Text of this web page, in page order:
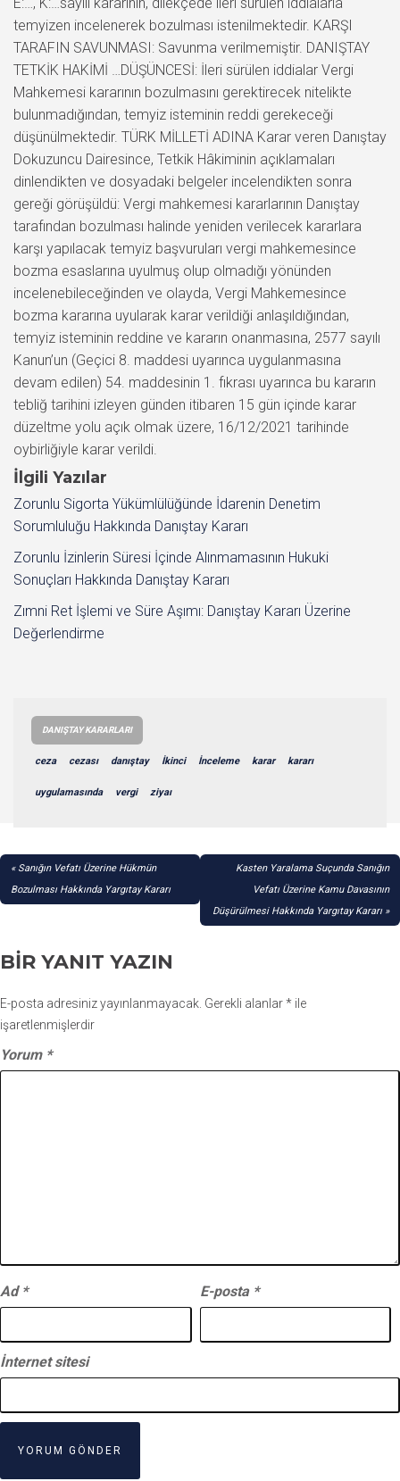
temyizen incelenerek bozulması istenilmektedir. KARŞI
TARAFIN SAVUNMASI: Savunma verilmemiştir. DANIŞTAY
TETKİK HAKİMİ …DÜŞÜNCESİ: İleri sürülen iddialar Vergi
Mahkemesi kararının bozulmasını gerektirecek nitelikte
bulunmadığından, temyiz isteminin reddi gerekeceği
düşünülmektedir. TÜRK MİLLETİ ADINA Karar veren Danıştay
Dokuzuncu Dairesince, Tetkik Hâkiminin açıklamaları
dinlendikten ve dosyadaki belgeler incelendikten sonra
gereği görüşüldü: Vergi mahkemesi kararlarının Danıştay
tarafından bozulması halinde yeniden verilecek kararlara
karşı yapılacak temyiz başvuruları vergi mahkemesince
bozma esaslarına uyulmuş olup olmadığı yönünden
incelenebileceğinden ve olayda, Vergi Mahkemesince
bozma kararına uyularak karar verildiği anlaşıldığından,
temyiz isteminin reddine ve kararın onanmasına, 2577 sayılı
Kanun’un (Geçici 8. maddesi uyarınca uygulanmasına
devam edilen) 54. maddesinin 1. fıkrası uyarınca bu kararın
tebliğ tarihini izleyen günden itibaren 15 gün içinde karar
düzeltme yolu açık olmak üzere, 16/12/2021 tarihinde
oybirliğiyle karar verildi.
İlgili Yazılar
Zorunlu Sigorta Yükümlülüğünde İdarenin Denetim
Sorumluluğu Hakkında Danıştay Kararı
Zorunlu İzinlerin Süresi İçinde Alınmamasının Hukuki
Sonuçları Hakkında Danıştay Kararı
Zımni Ret İşlemi ve Süre Aşımı: Danıştay Kararı Üzerine
Değerlendirme
DANIŞTAY KARARLARI
ceza cezası danıştay İkinci İnceleme karar kararı
uygulamasında vergi ziyaı
YAZI
GEZINMESI
Sanığın Vefatı Üzerine Hükmün
Bozulması Hakkında Yargıtay Kararı
Kasten Yaralama Suçunda Sanığın
Vefatı Üzerine Kamu Davasının
Düşürülmesi Hakkında Yargıtay Kararı
BIR YANIT YAZIN
E-posta adresiniz yayınlanmayacak. Gerekli alanlar* ile
işaretlenmişlerdir
Yorum *
Ad * E-posta *
İnternet sitesi